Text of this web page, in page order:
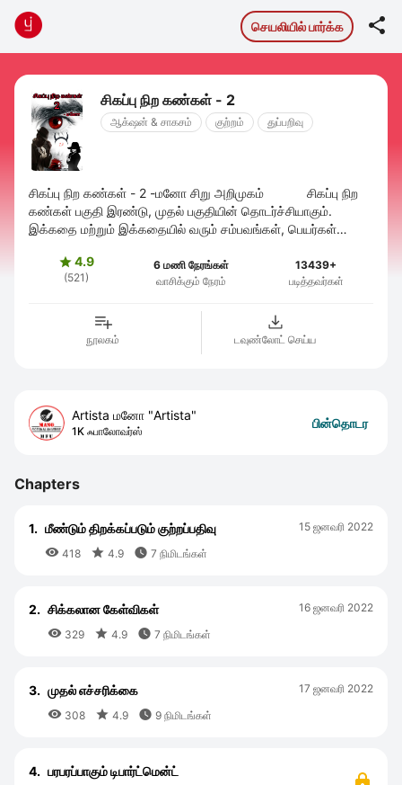
செயலியில் பார்க்க 
சிகப்பு நிற கண்கள் - 2
ஆக்‌ஷன் & சாகசம் குற்றம் துப்பறிவு
சிகப்பு நிற கண்கள் - 2 -மனோ சிறு அறிமுகம் சிகப்பு நிற
கண்கள் பகுதி இரண்டு, முதல் பகுதியின் தொடர்ச்சியாகும்.
இக்கதை மற்றும் இக்கதையில் வரும் சம்பவங்கள், பெயர்கள்
4.9
(521)
6 மணி நேரங்கள்
வாசிக்கும் நேரம்
13439+
படித்தவர்கள்
நூலகம் டவுண்லோட் செய்ய
Artista மனோ "Artista"
1K ஃபாலோவர்ஸ்
பின்தொடர
Chapters
1. மீண்டும் திறக்கப்படும் குற்றப்பதிவு
 418  4.9  7 நிமிடங்கள்
15 ஜனவரி 2022
2. சிக்கலான கேள்விகள்
 329  4.9  7 நிமிடங்கள்
16 ஜனவரி 2022
3. முதல் எச்சரிக்கை
 308  4.9  9 நிமிடங்கள்
17 ஜனவரி 2022
4. பரபரப்பாகும் டிபார்ட்மென்ட்